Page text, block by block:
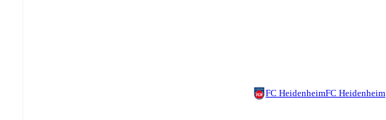
FC HeidenheimFC Heidenheim